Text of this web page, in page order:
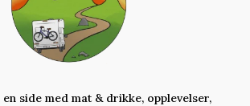
side med mat & drikke, opplevelser,